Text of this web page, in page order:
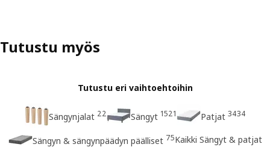
Tutustu myös
Tutustu eri vaihtoehtoihin
Sängynjalat 22 Sängyt 1521 Patjat 3434
Sängyn & sängynpäädyn päälliset 75Kaikki Sängyt & patjat